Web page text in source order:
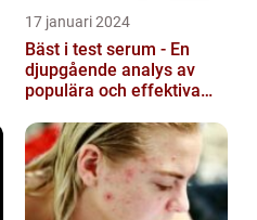
17 januari 2024
Bäst i test serum - En
djupgående analys av
populära och effektiva